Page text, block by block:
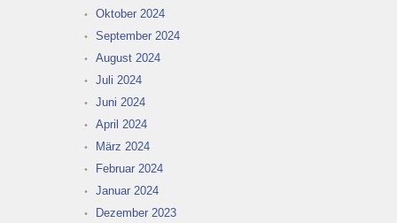
Oktober 2024
September 2024
August 2024
Juli 2024
Juni 2024
April 2024
März 2024
Februar 2024
Januar 2024
Dezember 2023